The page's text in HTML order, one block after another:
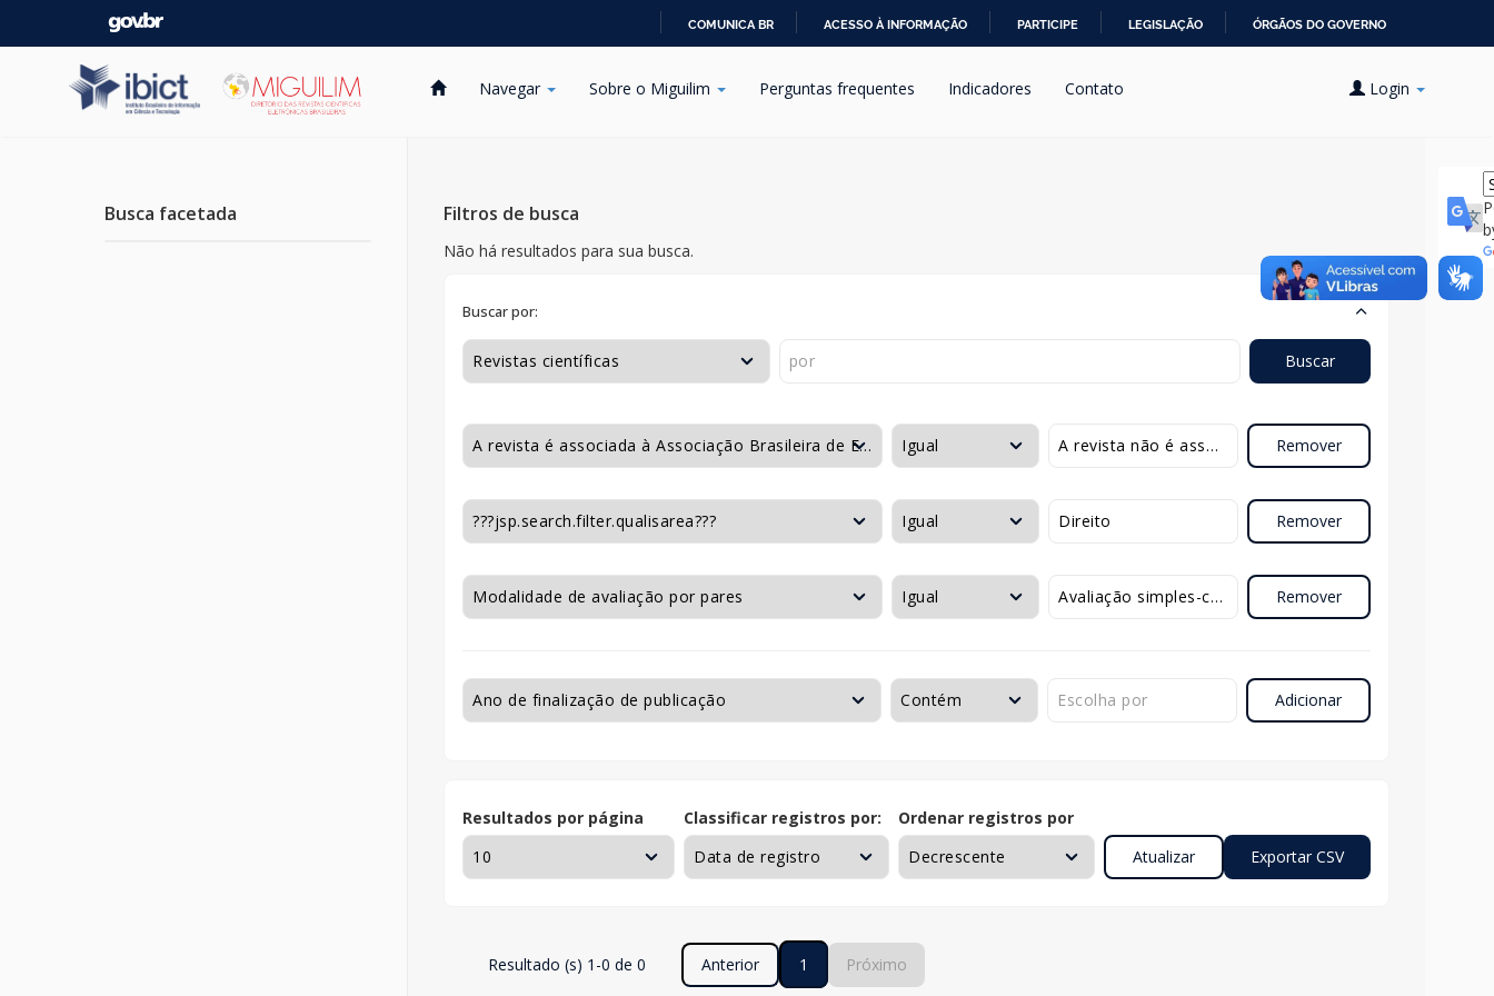
PARA
COMUNICA BR ACESSO À INFORMAÇÃO PARTICIPE LEGISLAÇÃO ÓRGÃOS DO GOVERNO
Navegar Sobre o Miguilim Perguntas frequentes Indicadores Contato Login
Busca facetada Filtros de busca
Não há resultados para sua busca.
Buscar por:
Buscar
Remover
Remover
Remover
Adicionar
Resultados por página Classificar registros por: Ordenar registros por
Resultado (s) 1-0 de 0 Anterior 1 Próximo